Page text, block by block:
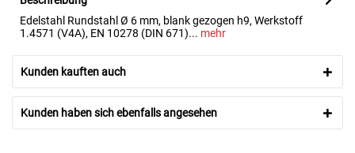
Edelstahl Rundstahl Ø 6 mm, blank gezogen h9, Werkstoff
1.4571 (V4A), EN 10278 (DIN 671)... mehr
Kunden kauften auch
Kunden haben sich ebenfalls angesehen